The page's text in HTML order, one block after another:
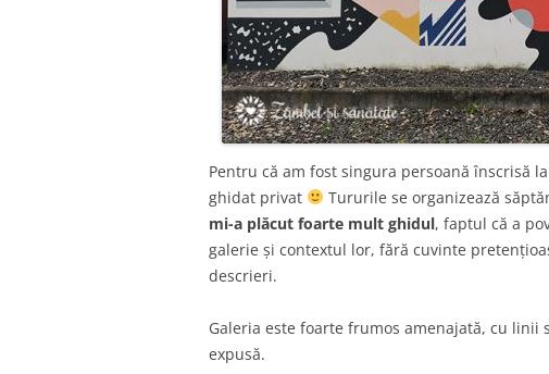
Pentru că am fost singura persoană înscrisă
ghidat privat
Tururile se organizează
mi-a plăcut foarte mult ghidul, faptul că a
galerie și contextul lor, fără cuvinte
descrieri.
Galeria este foarte frumos amenajată, cu
expusă.